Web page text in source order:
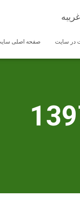
صفحه اصلی در سایت